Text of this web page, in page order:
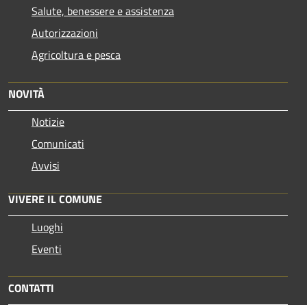
Salute, benessere e assistenza
Autorizzazioni
Agricoltura e pesca
NOVITÀ
Notizie
Comunicati
Avvisi
VIVERE IL COMUNE
Luoghi
Eventi
CONTATTI